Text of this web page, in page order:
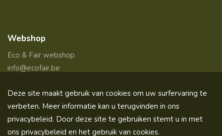
Webshop
Eco & Fair webshop
info@ecofair.be
Copyright
2026 -
Privacy
disclaimer
- Prijzen incl. BTW tenzij
anders vermeld - Site by
COPIXA
Deze site maakt gebruik van cookies om uw surfervaring te
verbeten. Meer informatie kan u terugvinden in ons
privacybeleid. Door deze site te gebruiken stemt u in met
ons privacybeleid en het gebruik van cookies.